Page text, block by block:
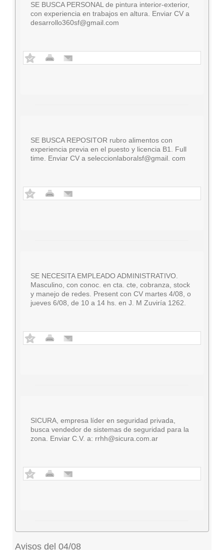
SE BUSCA PERSONAL de pintura interior-exterior,
con experiencia en trabajos en altura. Enviar CV a
desarrollo360sf@gmail.com
SE BUSCA REPOSITOR rubro alimentos con
experiencia previa en el puesto y licencia B1. Full
time. Enviar CV a seleccionlaboralsf@gmail. com
SE NECESITA EMPLEADO ADMINISTRATIVO.
Masculino, con conoc. en cta. cte, cobranza, stock
y manejo de redes. Present con CV martes 4/08, o
jueves 6/08, de 10 a 14 hs. en J. M Zuviría 1262.
SICURA, empresa líder en seguridad privada,
busca vendedor de sistemas de seguridad para la
zona. Enviar C.V. a: rrhh@sicura.com.ar
Avisos del 04/08